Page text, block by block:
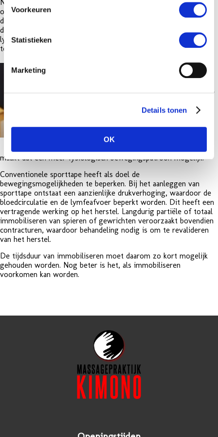
Voorkeuren
Statistieken
Marketing
Details tonen
OK
Na weefseltrauma reageert het weefsel met een
ontstekingsreactie. Er ontstaat een lokale zwelling welke een
drukverhoging geeft op het omringende weefsel. Door deze
drukverhoging wordt de bloedcirculatie verstoord en de
lymfeafvoer belemmerd, waardoor de druk op de pijnreceptoren
toeneemt.
De liftende werking van de
CureTape geeft een
drukvermindering, waardoor
lymfeafvoer weer worden
pijnreceptoren neemt af, de
maakt dat een meer fysiologisch bewegingspatroon mogelijk.
Conventionele sporttape heeft als doel de
bewegingsmogelijkheden te beperken. Bij het aanleggen van
sporttape ontstaat een aanzienlijke drukverhoging, waardoor de
bloedcirculatie en de lymfeafvoer beperkt worden. Dit heeft een
vertragende werking op het herstel. Langdurig partiële of totaal
immobiliseren van spieren of gewrichten veroorzaakt bovendien
contracturen, waardoor behandeling nodig is om te revalideren
van het herstel.
De tijdsduur van immobiliseren moet daarom zo kort mogelijk
gehouden worden. Nog beter is het, als immobiliseren
voorkomen kan worden.